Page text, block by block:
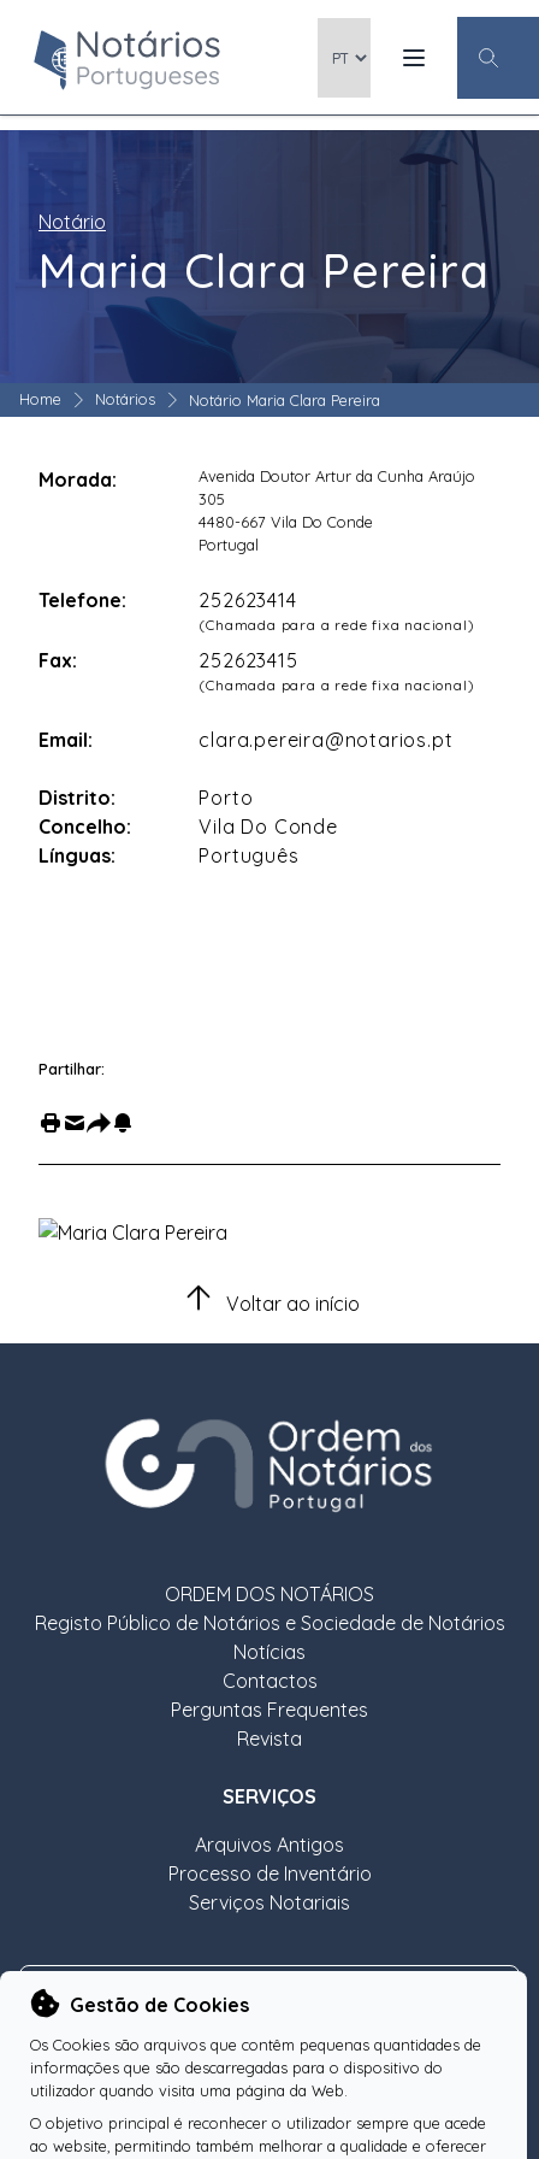
Gestão de Cookies
Os Cookies são arquivos que contêm pequenas quantidades de
informações que são descarregadas para o dispositivo do
utilizador quando visita uma página da Web.
O objetivo principal é reconhecer o utilizador sempre que acede
ao website, permitindo também melhorar a qualidade e oferecer
Notário
Maria Clara Pereira
Home Notários Notário Maria Clara Pereira
Morada:
Avenida Doutor Artur da Cunha Araújo
305
4480-667 Vila Do Conde
Portugal
Telefone: 252623414
(Chamada para a rede fixa nacional)
Fax: 252623415
(Chamada para a rede fixa nacional)
Email: clara.pereira@notarios.pt
Distrito:
Porto
Concelho:
Vila Do Conde
Línguas:
Português
Partilhar:
Voltar ao início
ORDEM DOS NOTÁRIOS
Registo Público de Notários e Sociedade de Notários
Notícias
Contactos
Perguntas Frequentes
Revista
SERVIÇOS
Arquivos Antigos
Processo de Inventário
Serviços Notariais
NEWSLETTER
Subscreva a nossa Newsletter OK